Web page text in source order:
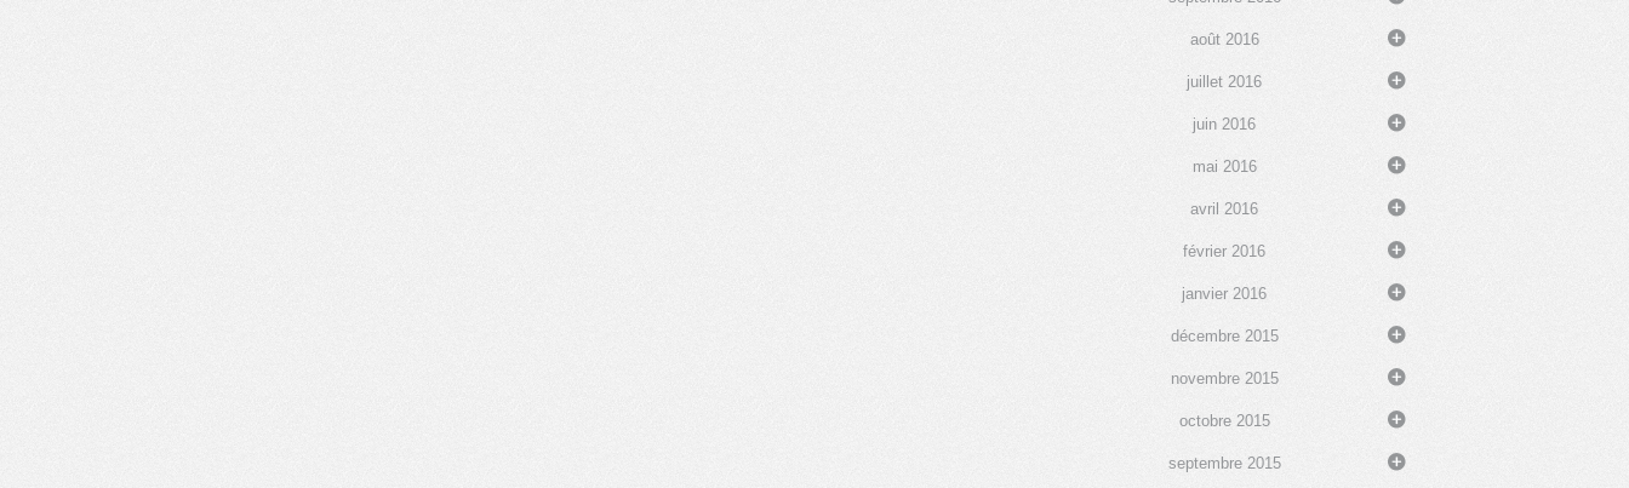
août 2016
juillet 2016
juin 2016
mai 2016
avril 2016
février 2016
janvier 2016
décembre 2015
novembre 2015
octobre 2015
septembre 2015